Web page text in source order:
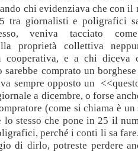
chi evidenziava che con il
tra giornalisti e poligrafici
veniva tacciato
proprietà collettiva
cooperativa, e a chi
sarebbe comprato un
sempre opposto un
a dicembre, o forse
(come si chiama è
lo stesso che pone in 25 il
perché i conti li sa
di dirlo, potreste perdere